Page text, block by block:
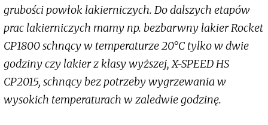
grubości powłok lakierniczych. Do dalszych etapów
prac lakierniczych mamy np. bezbarwny lakier Rocket
CP1800 schnący w temperaturze 20°C tylko w dwie
godziny czy lakier z klasy wyższej, X-SPEED HS
CP2015, schnący bez potrzeby wygrzewania w
wysokich temperaturach w zaledwie godzinę.